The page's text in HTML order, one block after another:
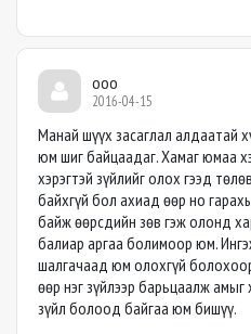
ооо
2016-04-15
Манай шүүх засаглал алдаатай
юм шиг байцаадаг. Хамаг юмаа
хэрэгтэй зүйлийг олох гээд
байхгүй бол ахиад өөр но
байж өөрсдийн зөв гэж олонд
балиар аргаа болимоор юм.
шалгачаад юм олохгүй
өөр нэг зүйлээр барьцаалж
зүйл болоод байгаа юм бишүү.